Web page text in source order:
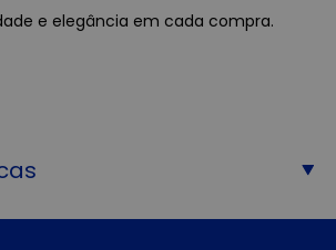
e elegância em cada compra.